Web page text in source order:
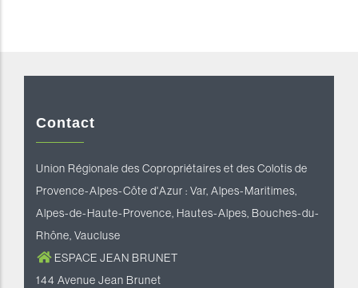
Contact
Union Régionale des Copropriétaires et des Colotis de
Provence-Alpes-Côte d'Azur : Var, Alpes-Maritimes,
Alpes-de-Haute-Provence, Hautes-Alpes, Bouches-du-
Rhône, Vaucluse
ESPACE JEAN BRUNET
144 Avenue Jean Brunet